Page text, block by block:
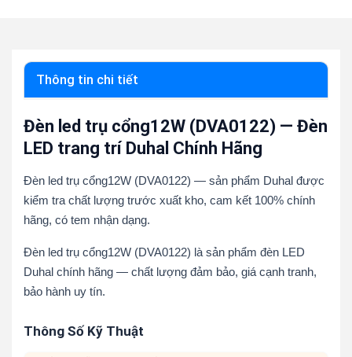
Thông tin chi tiết
Đèn led trụ cổng12W (DVA0122) — Đèn
LED trang trí Duhal Chính Hãng
Đèn led trụ cổng12W (DVA0122) — sản phẩm Duhal được
kiểm tra chất lượng trước xuất kho, cam kết 100% chính
hãng, có tem nhận dạng.
Đèn led trụ cổng12W (DVA0122) là sản phẩm đèn LED
Duhal chính hãng — chất lượng đảm bảo, giá cạnh tranh,
bảo hành uy tín.
Thông Số Kỹ Thuật